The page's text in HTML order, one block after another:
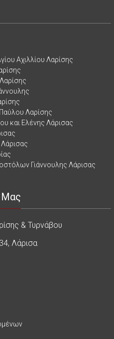
Αχιλλίου Λαρίσης
Λαρίσης
και Ελένης Λάρισας
Λάρισας
Γιάννουλης Λάρισας
Μας
& Τυρνάβου
Λάρισα